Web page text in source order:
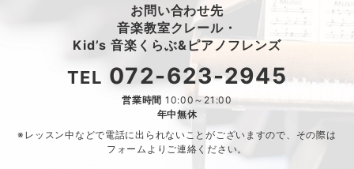
お問い合わせ先
音楽教室クレール・
Kid’s 音楽くらぶ&ピアノフレンズ
TEL 072-623-2945
営業時間 10:00～21:00
年中無休
※レッスン中などで電話に出られないことがございますので、 その際は
フォームよりご連絡ください。